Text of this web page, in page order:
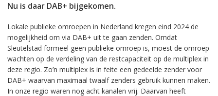
Nu is daar DAB+ bijgekomen.
Lokale publieke omroepen in Nederland kregen eind 2024 de
mogelijkheid om via DAB+ uit te gaan zenden. Omdat
Sleutelstad formeel geen publieke omroep is, moest de omroep
wachten op de verdeling van de restcapaciteit op de multiplex in
deze regio. Zo’n multiplex is in feite een gedeelde zender voor
DAB+ waarvan maximaal twaalf zenders gebruik kunnen maken.
In onze regio waren nog acht kanalen vrij. Daarvan heeft